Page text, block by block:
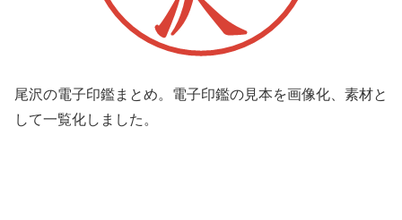
尾沢の電子印鑑まとめ。電子印鑑の見本を画像化、素材と
して一覧化しました。